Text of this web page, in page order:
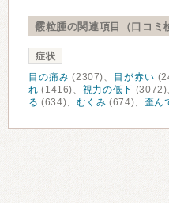
霰粒腫の関連項目（口コミ
症状
目の痛み (2307)、 目が赤い
れ (1416)、 視力の低下 (3072)
る (634)、 むくみ (674)、 歪ん